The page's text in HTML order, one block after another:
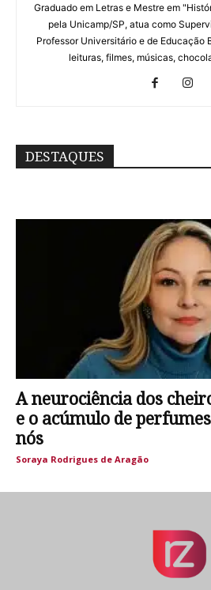
Graduado em Letras e Mestre em
pela Unicamp/SP, atua como
Professor Universitário e de Educação
leituras, filmes, músicas,
DESTAQUES
A neurociência dos
e o acúmulo de
nós
Soraya Rodrigues de Aragão